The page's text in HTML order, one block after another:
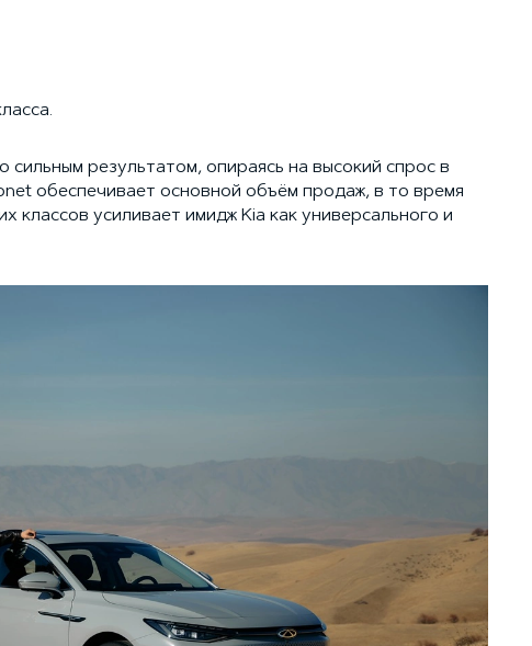
сильным результатом, опираясь на высокий спрос в
обеспечивает основной объём продаж, в то время
классов усиливает имидж Kia как универсального и